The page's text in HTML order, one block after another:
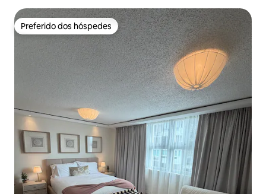
Preferido dos hóspedes
Preferido dos hóspedes